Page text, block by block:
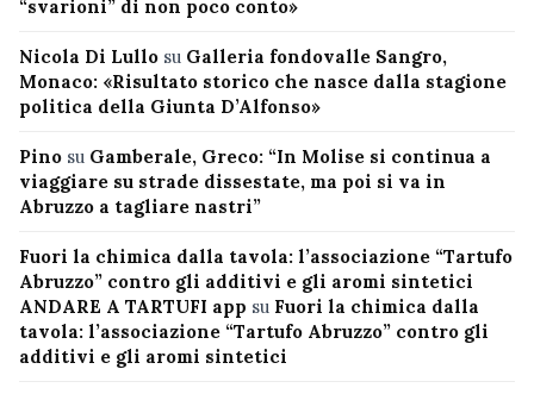
“svarioni” di non poco conto»
Nicola Di Lullo su Galleria fondovalle Sangro,
Monaco: «Risultato storico che nasce dalla stagione
politica della Giunta D’Alfonso»
Pino su Gamberale, Greco: “In Molise si continua a
viaggiare su strade dissestate, ma poi si va in
Abruzzo a tagliare nastri”
Fuori la chimica dalla tavola: l’associazione “Tartufo
Abruzzo” contro gli additivi e gli aromi sintetici
ANDARE A TARTUFI app su Fuori la chimica dalla
tavola: l’associazione “Tartufo Abruzzo” contro gli
additivi e gli aromi sintetici